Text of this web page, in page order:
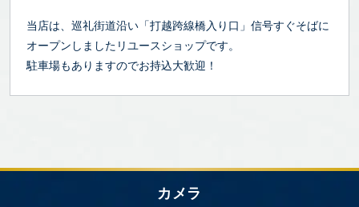
当店は、巡礼街道沿い「打越跨線橋入り口」信号すぐそばに
オープンしましたリユースショップです。
駐車場もありますのでお持込大歓迎！
カメラ